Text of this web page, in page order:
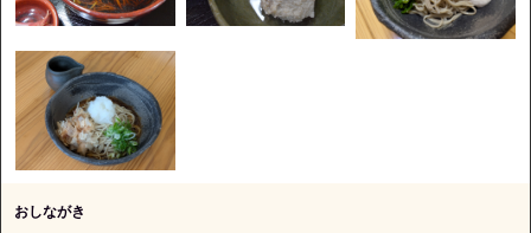
おしながき